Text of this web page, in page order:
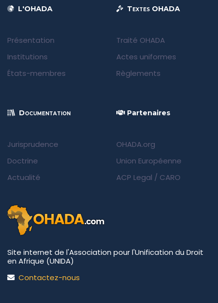
L'OHADA
Présentation
Institutions
États-membres
Textes OHADA
Traité OHADA
Actes uniformes
Règlements
Documentation
Jurisprudence
Doctrine
Actualité
Partenaires
OHADA.org
Union Européenne
ACP Legal / CARO
Site internet de l'Association pour l'Unification du Droit
en Afrique (UNIDA)
Contactez-nous